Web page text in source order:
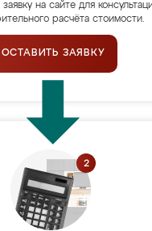
на сайте для
расчёта стоимости.
ОСТАВИТЬ ЗАЯВКУ